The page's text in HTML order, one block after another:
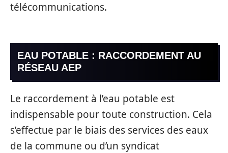
télécommunications.
EAU POTABLE : RACCORDEMENT AU
RÉSEAU AEP
Le raccordement à l’eau potable est
indispensable pour toute construction. Cela
s’effectue par le biais des services des eaux
de la commune ou d’un syndicat